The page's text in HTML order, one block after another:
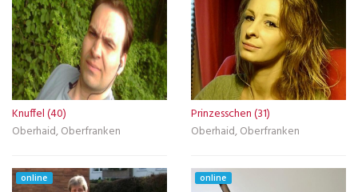
Knuffel (40)
Oberhaid, Oberfranken
Prinzesschen (31)
Oberhaid, Oberfranken
online online